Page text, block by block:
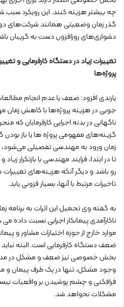
چه بیشتر هزینه کنند. این رویکرد
گذر زمان وضعیتی همانند شرکت‌های
دشواری‌های روزافزون دست به گریبان
تغییرات زیاد در دستگاه کارفرمایی و
پروژه‌ها
یارندی افزود: ضعف یا عدم انجام
جویی در هزینه پروژه‌ها با کاهش زمان
ناگهانی در بدنه اجرایی کارفرمایان که
گزینه‌های مفهومی پروژه ها یا باز
زمان ورود به مهندسی تفصیلی
تا در ابتدا، فرایند مهندسی با بازتکرار
رو باشد و دیگر آنکه هزینه‌های
تاخیرات مرتبط با آنها، بسیار فزونی یابد.
به گفته وی تحمیل این اثرات به برنامه
ناکارآمدی پیمانکار اجرایی نسبت داده
موارد خارج از حوزه اختیارات مشاور و
ضعف دستگاه کارفرمایی است. البته
بخش خصوصی نیز ضعف و مشکل در
وجود مشکل، تنها در یک طرف پیمان و
فرافکنی و چشم پوشیدن بر واقعیات
مشکلات نخواهد شد.